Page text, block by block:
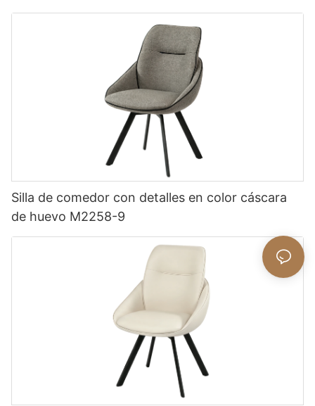
Silla de comedor con detalles en color cáscara
de huevo M2258-9